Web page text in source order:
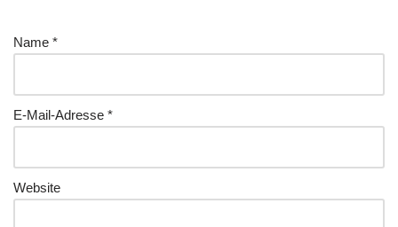
Name *
E-Mail-Adresse *
Website